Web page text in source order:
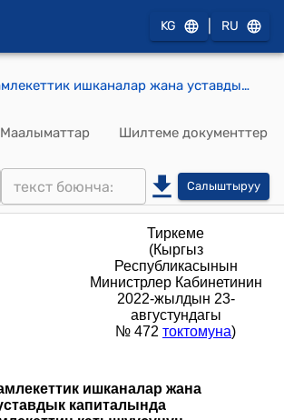
KG RU
Мамлекеттик ишканалар жана уставдык капиталында мамлекеттин катышуусунун үчтөн экисинен кем эмес үлүшү бар чарбакер субъекттер тарабынан жер казынасын пайдаланууга берилген укуктарды ишке ашыруу боюнча инвесторлор менен биргелешкен иш жүргүзүүнүн шарттары жөнүндө жобо "Кыргыз Республикасынын Министрлер Кабинетинин 2022-жылдын 23-августундагы N 472 токтомуна"
Маалыматтар Шилтеме документтер
Салыштыруу